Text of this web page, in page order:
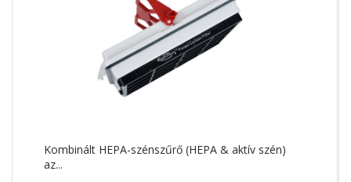
Kombinált HEPA-szénszűrő (HEPA & aktív szén)
az...